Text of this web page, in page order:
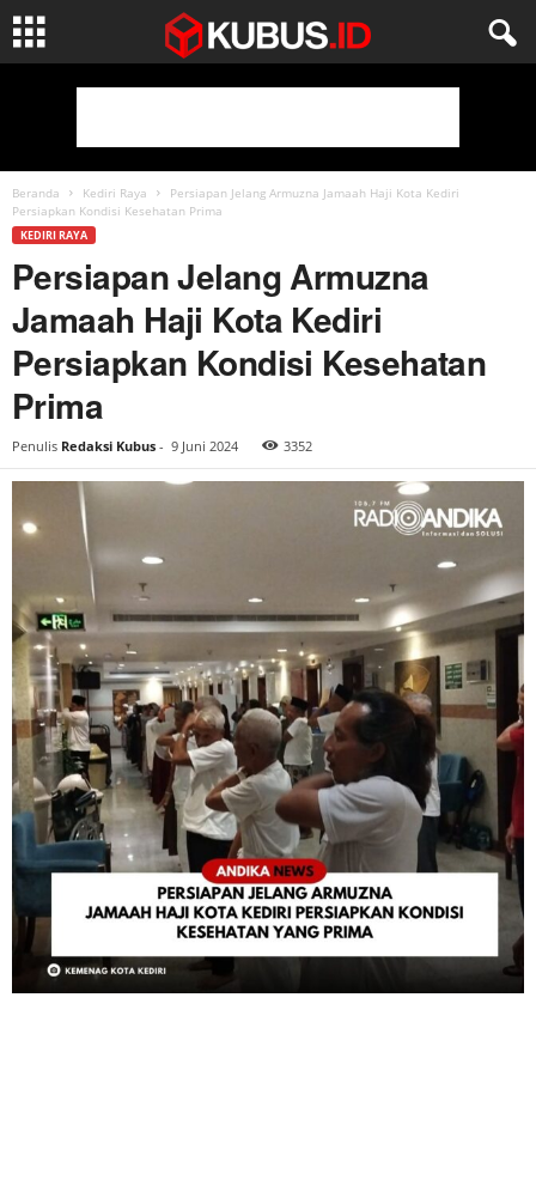
Beranda Kediri Raya
Persiapan Jelang Armuzna Jamaah Haji Kota Kediri
Persiapkan Kondisi Kesehatan Prima
KEDIRI RAYA
Persiapan Jelang Armuzna
Jamaah Haji Kota Kediri
Persiapkan Kondisi Kesehatan
Prima
Penulis Redaksi Kubus - 9 Juni 2024 3352